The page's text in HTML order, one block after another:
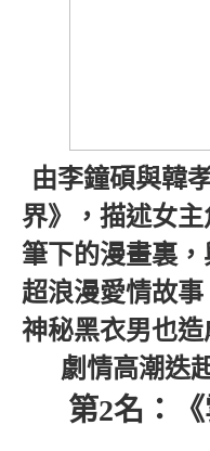
由李鐘碩與韓
界》，描述女
筆下的漫畫裏
超浪漫愛情故
神秘黑衣男也造
劇情高潮迭
第2名：